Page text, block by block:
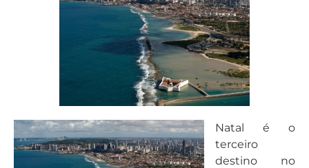
Natal é o
terceiro
destino no